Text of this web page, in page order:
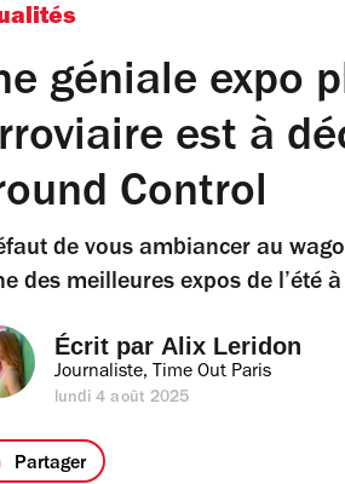
géniale expo
est à
Control
de vous ambiancer au
des meilleures expos de l’été
Écrit par Alix Leridon
Journaliste, Time Out Paris
lundi 4 août 2025
Partager